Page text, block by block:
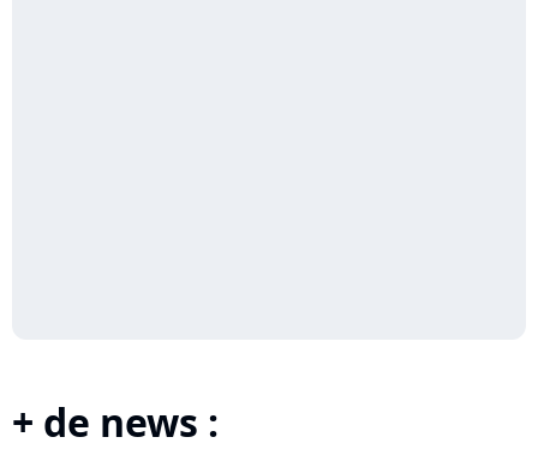
+ de news :